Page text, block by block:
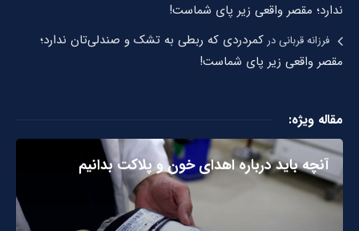
ندارد؛ مقصر واقعی زیر پای شماست!
فرزانه قربانیدر کمردردی که ربطی به تشک و صندلی‌تان ندارد؛
مقصر واقعی زیر پای شماست!
مقاله ویژه:
آنچه باید درباره اهدای خون و پلاکت بدانیم